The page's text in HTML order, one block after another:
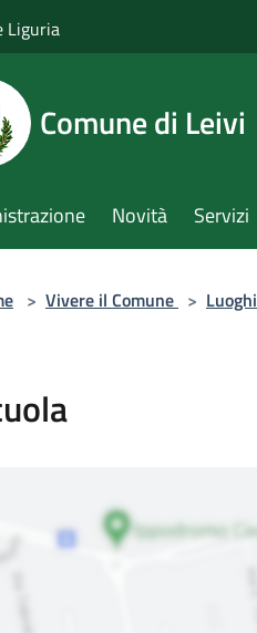
Liguria
Comune di Leivi
Novità Servizi
> Vivere il Comune > Luoghi